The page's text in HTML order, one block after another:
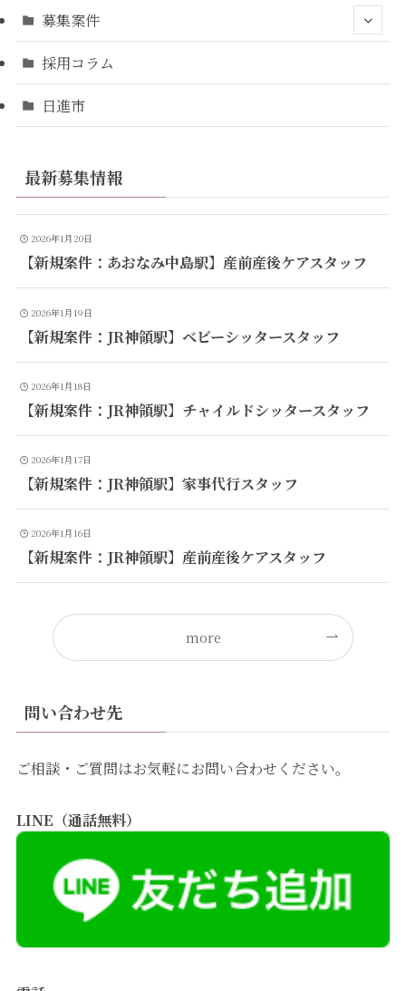
募集案件
採用コラム
日進市
最新募集情報
2026年1月20日
【新規案件：あおなみ中島駅】産前産後ケアスタッフ
2026年1月19日
【新規案件：JR神領駅】ベビーシッタースタッフ
2026年1月18日
【新規案件：JR神領駅】チャイルドシッタースタッフ
2026年1月17日
【新規案件：JR神領駅】家事代行スタッフ
2026年1月16日
【新規案件：JR神領駅】産前産後ケアスタッフ
more
問い合わせ先
ご相談・ご質問はお気軽にお問い合わせください。
LINE（通話無料）